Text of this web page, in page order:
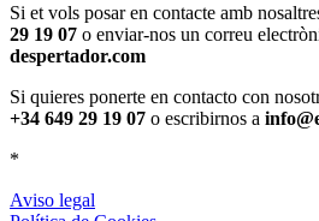
Si et vols posar en contacte amb
29 19 07 o enviar-nos un correu
despertador.com
Si quieres ponerte en contacto con
+34 649 29 19 07 o escribirnos a
*
Aviso legal